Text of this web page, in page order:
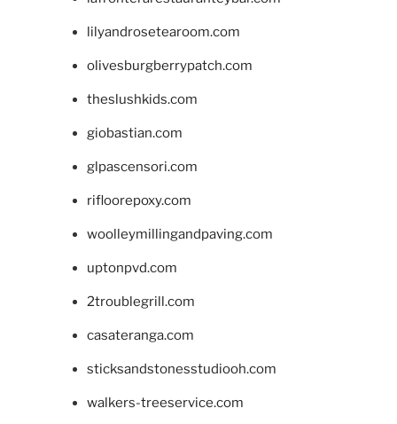
lilyandrosetearoom.com
olivesburgberrypatch.com
theslushkids.com
giobastian.com
glpascensori.com
rifloorepoxy.com
woolleymillingandpaving.com
uptonpvd.com
2troublegrill.com
casateranga.com
sticksandstonesstudiooh.com
walkers-treeservice.com